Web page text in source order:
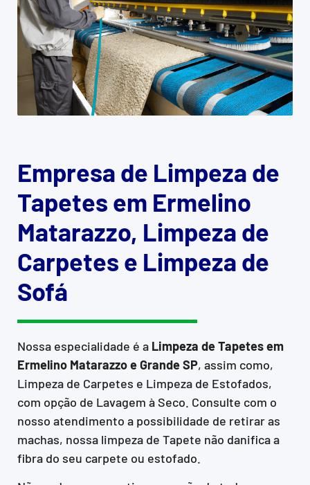
Empresa de Limpeza de
Tapetes em Ermelino
Matarazzo, Limpeza de
Carpetes e Limpeza de
Sofá
Nossa especialidade é a Limpeza de Tapetes em
Ermelino Matarazzo e Grande SP, assim como,
Limpeza de Carpetes e Limpeza de Estofados,
com opção de Lavagem à Seco. Consulte com o
nosso atendimento a possibilidade de retirar as
machas, nossa limpeza de Tapete não danifica a
fibra do seu carpete ou estofado.